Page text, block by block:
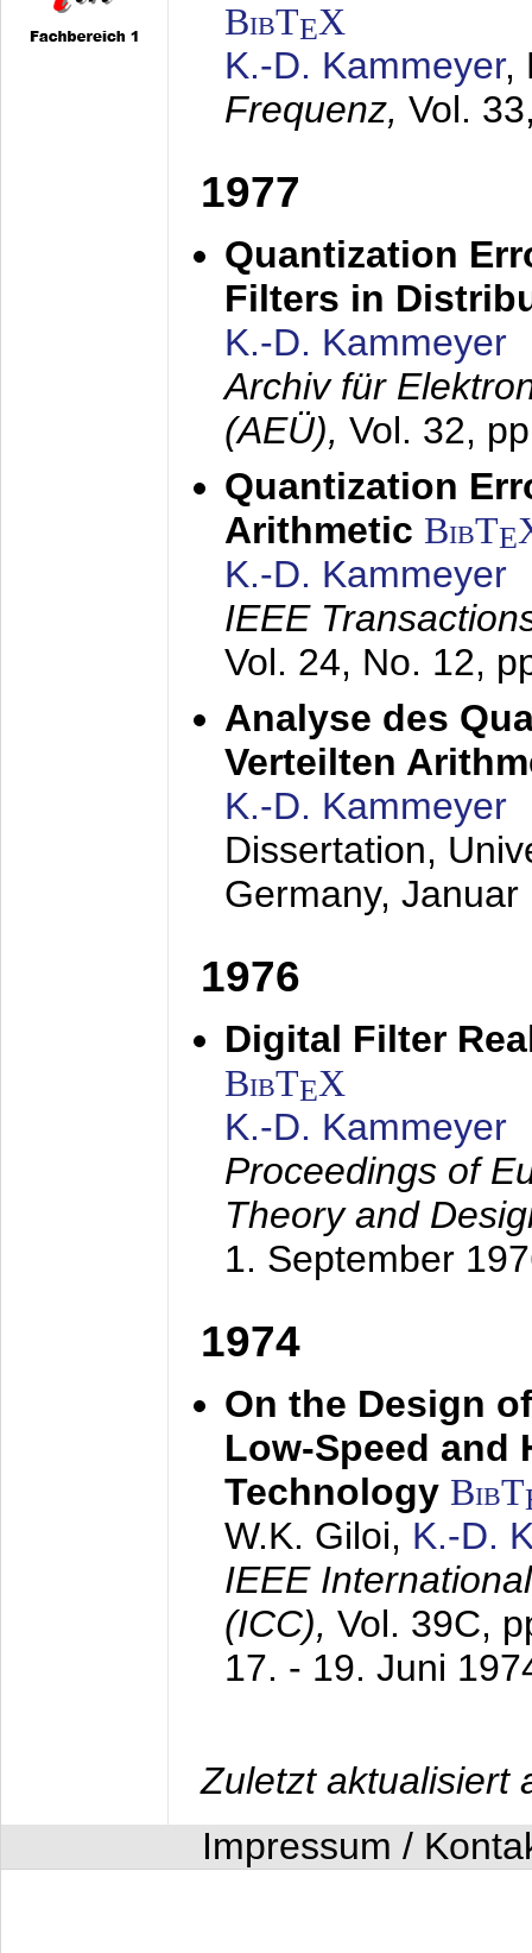
BibTEX
K.-D. Kammeyer,
Frequenz, Vol.
1977
Quantization
Filters in
K.-D. Kammeyer
Archiv für
(AEÜ), Vol. 32,
Quantization
Arithmetic BibTE
K.-D. Kammeyer
IEEE
Vol. 24, No. 12,
Analyse des
Verteilten
K.-D. Kammeyer
Dissertation,
Germany, Januar
1976
Digital Filter
BibTEX
K.-D. Kammeyer
Proceedings of
Theory and
1. September
1974
On the Design
Low-Speed and
Technology BibT
W.K. Giloi, K.-D.
IEEE
(ICC), Vol. 39C,
17. - 19. Juni
Zuletzt aktualisiert
Impressum /